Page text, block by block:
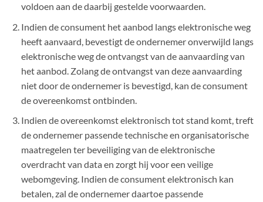
voldoen aan de daarbij gestelde voorwaarden.
Indien de consument het aanbod langs elektronische weg
heeft aanvaard, bevestigt de ondernemer onverwijld langs
elektronische weg de ontvangst van de aanvaarding van
het aanbod. Zolang de ontvangst van deze aanvaarding
niet door de ondernemer is bevestigd, kan de consument
de overeenkomst ontbinden.
Indien de overeenkomst elektronisch tot stand komt, treft
de ondernemer passende technische en organisatorische
maatregelen ter beveiliging van de elektronische
overdracht van data en zorgt hij voor een veilige
webomgeving. Indien de consument elektronisch kan
betalen, zal de ondernemer daartoe passende